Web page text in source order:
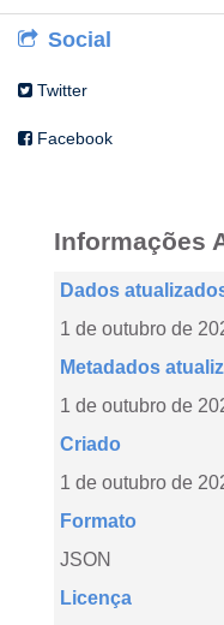
Social
Twitter
Facebook
Informações
Dados
1 de outubro de
Metadados
1 de outubro de
Criado
1 de outubro de
Formato
JSON
Licença